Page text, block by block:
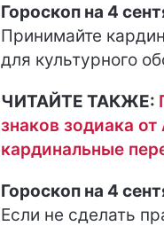
Гороскоп на 4
Принимайте
для культурного
ЧИТАЙТЕ ТАКЖЕ:
знаков зодиака
кардинальные
Гороскоп на 4
Если не сделать